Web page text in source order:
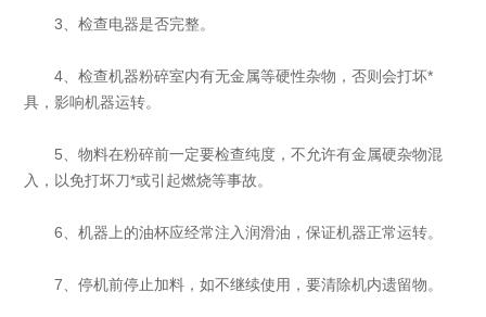
3、检查电器是否完整。
4、检查机器粉碎室内有无金属等硬性杂物，否则会打坏*
具，影响机器运转。
5、物料在粉碎前一定要检查纯度，不允许有金属硬杂物混
入，以免打坏刀*或引起燃烧等事故。
6、机器上的油杯应经常注入润滑油，保证机器正常运转。
7、停机前停止加料，如不继续使用，要清除机内遗留物。